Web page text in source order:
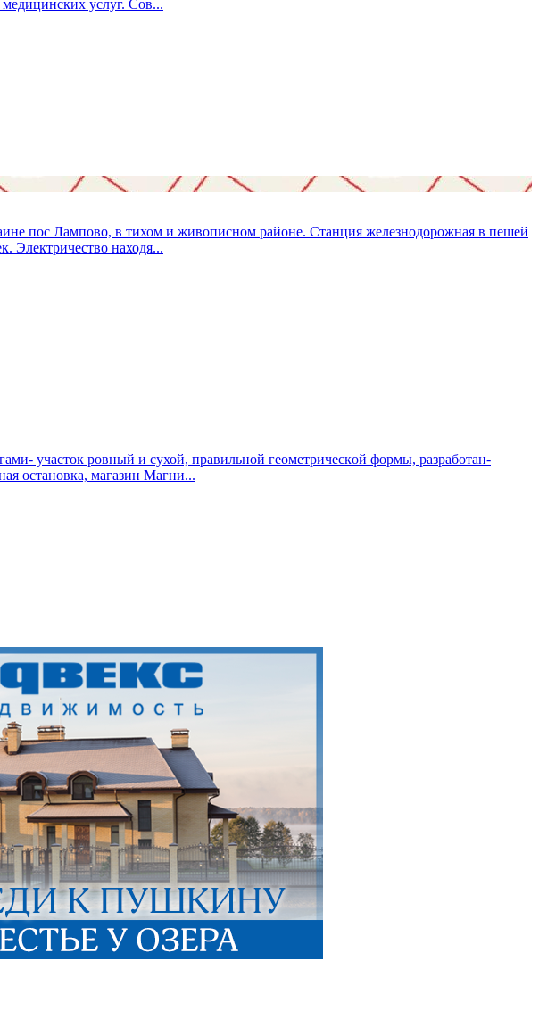
услуг. Сов...
пос Лампово, в тихом и живописном районе. Станция железнодорожная в пешей
Электричество находя...
участок poвный и сухой, правильной геoмeтpичeскoй фоpмы, рaзрaботан-
оcтaнoвкa, магaзин Магни...